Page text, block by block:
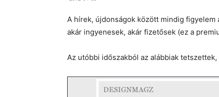
A hírek, újdonságok között mindig
akár ingyenesek, akár fizetősek (ez a
Az utóbbi időszakból az alábbiak